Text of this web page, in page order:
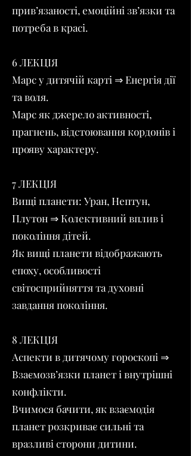
прив’язаності, емоційні зв’язки та
потреба в красі.
6 ЛЕКЦІЯ
Марс у дитячій карті ⇒ Енергія дії
та воля.
Марс як джерело активності,
прагнень, відстоювання кордонів і
прояву характеру.
7 ЛЕКЦІЯ
Вищі планети: Уран, Нептун,
Плутон ⇒ Колективний вплив і
покоління дітей.
Як вищі планети відображають
епоху, особливості
світосприйняття та духовні
завдання покоління.
8 ЛЕКЦІЯ
Аспекти в дитячому гороскопі ⇒
Взаємозв’язки планет і внутрішні
конфлікти.
Вчимося бачити, як взаємодія
планет розкриває сильні та
вразливі сторони дитини.